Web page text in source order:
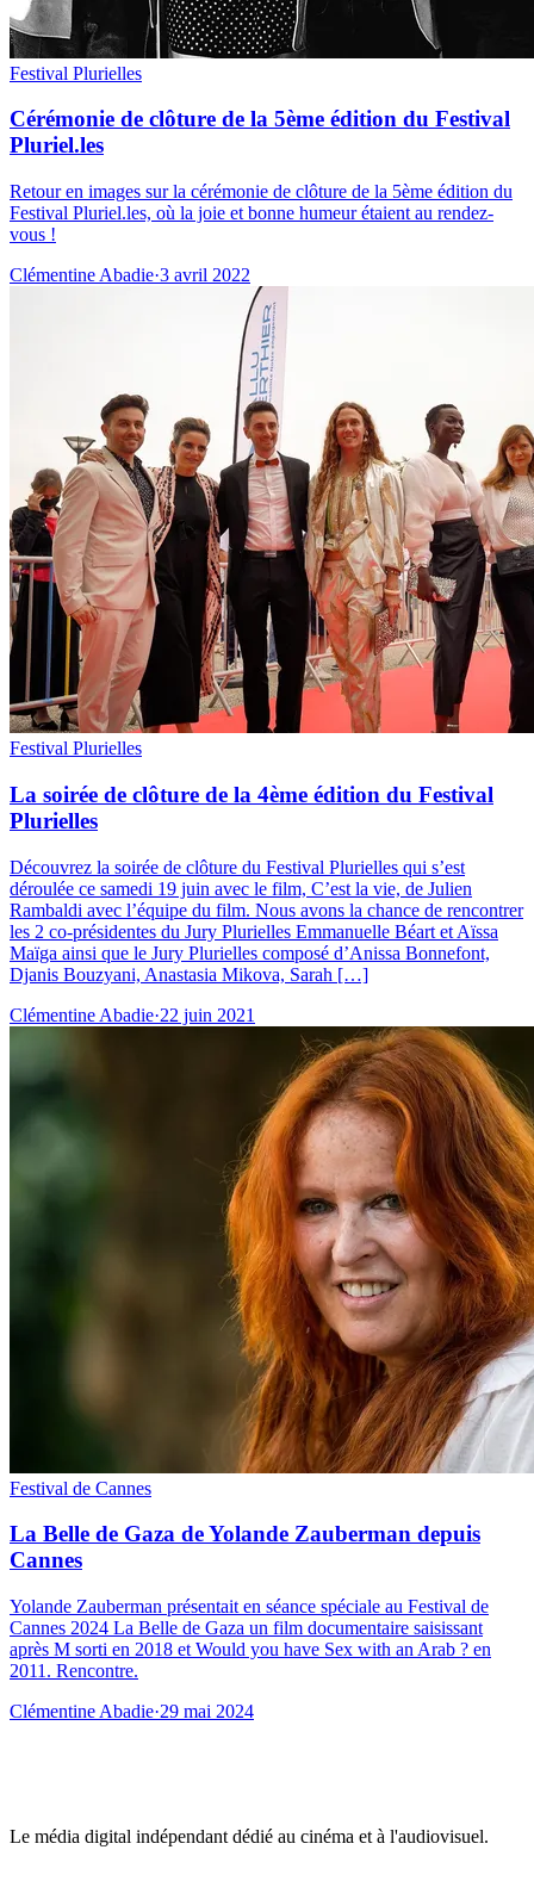
Festival Plurielles
Cérémonie de clôture de la 5ème édition du Festival
Pluriel.les
Retour en images sur la cérémonie de clôture de la 5ème édition du
Festival Pluriel.les, où la joie et bonne humeur étaient au rendez-
vous !
Clémentine Abadie·3 avril 2022
Festival Plurielles
La soirée de clôture de la 4ème édition du Festival
Plurielles
Découvrez la soirée de clôture du Festival Plurielles qui s’est
déroulée ce samedi 19 juin avec le film, C’est la vie, de Julien
Rambaldi avec l’équipe du film. Nous avons la chance de rencontrer
les 2 co-présidentes du Jury Plurielles Emmanuelle Béart et Aïssa
Maïga ainsi que le Jury Plurielles composé d’Anissa Bonnefont,
Djanis Bouzyani, Anastasia Mikova, Sarah […]
Clémentine Abadie·22 juin 2021
Festival de Cannes
La Belle de Gaza de Yolande Zauberman depuis
Cannes
Yolande Zauberman présentait en séance spéciale au Festival de
Cannes 2024 La Belle de Gaza un film documentaire saisissant
après M sorti en 2018 et Would you have Sex with an Arab ? en
2011. Rencontre.
Clémentine Abadie·29 mai 2024
Le média digital indépendant dédié au cinéma et à l'audiovisuel.